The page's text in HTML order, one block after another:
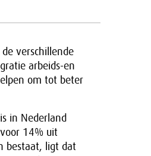
verschillende
arbeids-en
om tot beter
in Nederland
14% uit
bestaat, ligt dat